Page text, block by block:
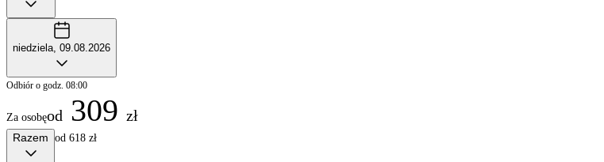
niedziela, 09.08.2026
Odbiór o godz. 08:00
Za osobęod 309 zł
Razem od 618 zł